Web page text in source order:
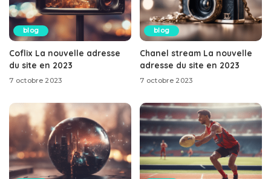
blog
Coflix La nouvelle adresse
du site en 2023
7 octobre 2023
blog
Chanel stream La nouvelle
adresse du site en 2023
7 octobre 2023